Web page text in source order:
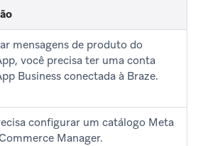
mensagens de produto do
você precisa ter uma conta
Business conectada à Braze.
configurar um catálogo Meta
Manager.